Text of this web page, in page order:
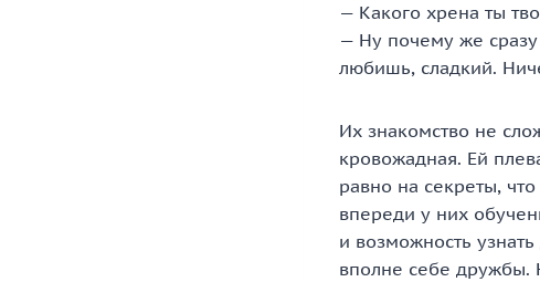
— Какого хрена ты
— Ну почему же сразу
любишь, сладкий.
Их знакомство не
кровожадная. Ей
равно на секреты,
впереди у них
и возможность
вполне себе